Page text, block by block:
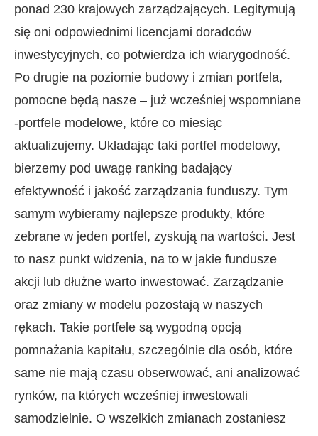
ponad 230 krajowych zarządzających. Legitymują
się oni odpowiednimi licencjami doradców
inwestycyjnych, co potwierdza ich wiarygodność.
Po drugie na poziomie budowy i zmian portfela,
pomocne będą nasze – już wcześniej wspomniane
-portfele modelowe, które co miesiąc
aktualizujemy. Układając taki portfel modelowy,
bierzemy pod uwagę ranking badający
efektywność i jakość zarządzania funduszy. Tym
samym wybieramy najlepsze produkty, które
zebrane w jeden portfel, zyskują na wartości. Jest
to nasz punkt widzenia, na to w jakie fundusze
akcji lub dłużne warto inwestować. Zarządzanie
oraz zmiany w modelu pozostają w naszych
rękach. Takie portfele są wygodną opcją
pomnażania kapitału, szczególnie dla osób, które
same nie mają czasu obserwować, ani analizować
rynków, na których wcześniej inwestowali
samodzielnie. O wszelkich zmianach zostaniesz